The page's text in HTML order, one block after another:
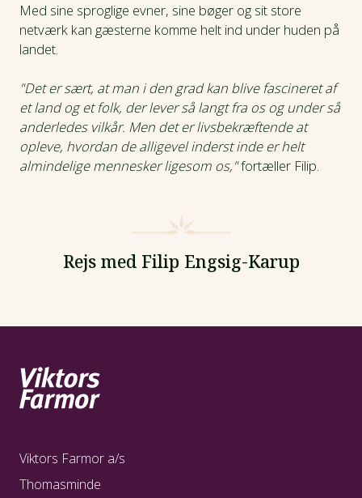
Med sine sproglige evner, sine bøger og sit store
netværk kan gæsterne komme helt ind under huden på
landet.
"Det er sært, at man i den grad kan blive fascineret af
et land og et folk, der lever så langt fra os og under så
anderledes vilkår. Men det er livsbekræftende at
opleve, hvordan de alligevel inderst inde er helt
almindelige mennesker ligesom os,"fortæller Filip.
Rejs med Filip Engsig-Karup
Viktors Farmor a/s
Thomasminde